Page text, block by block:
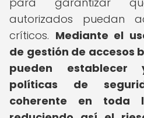
autorizados puedan
críticos. Mediante el
de gestión de accesos
pueden
políticas de
coherente en toda